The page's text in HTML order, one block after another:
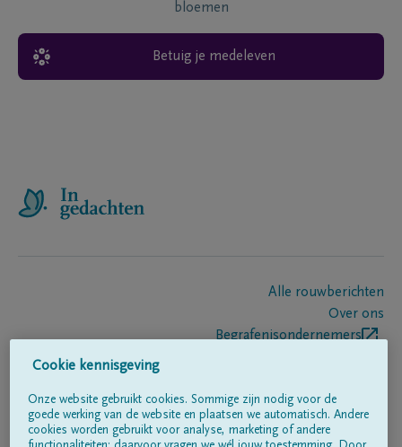
bloemen
Betuig je medeleven
Alle rouwberichten
Over ons
Begrafenisondernemers
Volg ons op
Cookie kennisgeving
Onze website gebruikt cookies. Sommige zijn nodig voor de
goede werking van de website en plaatsen we automatisch. Andere
cookies worden gebruikt voor analyse, marketing of andere